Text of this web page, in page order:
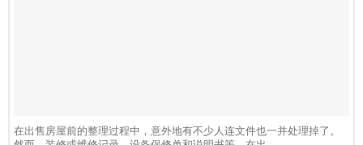
在出售房屋前的整理过程中，意外地有不少人连文件也一并处理掉了。